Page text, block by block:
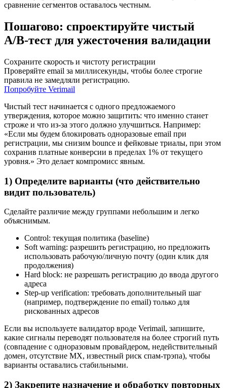
сравнение сегментов оставалось честным.
Пошагово: спроектируйте чистый
A/B‑тест для ужесточения валидации
Сохраните скорость и чистоту регистрации
Проверяйте email за миллисекунды, чтобы более строгие
правила не замедляли регистрацию.
Попробуйте Verimail
Чистый тест начинается с одного предложаемого
утверждения, которое можно защитить: что именно станет
строже и что из‑за этого должно улучшиться. Например:
«Если мы будем блокировать одноразовые email при
регистрации, мы снизим bounce и фейковые триалы, при этом
сохранив платные конверсии в пределах 1% от текущего
уровня.» Это делает компромисс явным.
1) Определите варианты (что действительно
видит пользователь)
Сделайте различие между группами небольшим и легко
объяснимым.
Control: текущая политика (baseline)
Soft warning: разрешить регистрацию, но предложить
использовать рабочую/личную почту (один клик для
продолжения)
Hard block: не разрешать регистрацию до ввода другого
адреса
Step‑up verification: требовать дополнительный шаг
(например, подтверждение по email) только для
рискованных адресов
Если вы используете валидатор вроде Verimail, запишите,
какие сигналы переводят пользователя на более строгий путь
(совпадение с одноразовым провайдером, недействительный
домен, отсутствие MX, известный риск спам‑трэпа), чтобы
варианты оставались стабильными.
2) Закрепите назначение и обработку повторных